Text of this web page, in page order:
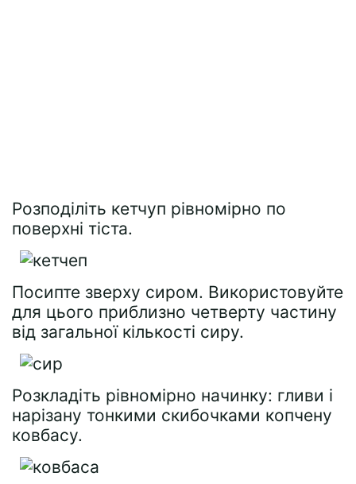
Розподіліть кетчуп рівномірно по
поверхні тіста.
Посипте зверху сиром. Використовуйте
для цього приблизно четверту частину
від загальної кількості сиру.
Розкладіть рівномірно начинку: гливи і
нарізану тонкими скибочками копчену
ковбасу.